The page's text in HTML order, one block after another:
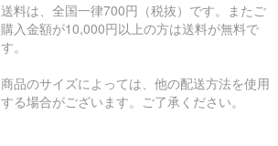
送料は、全国一律700円（税抜）です。またご
購入金額が10,000円以上の方は送料が無料で
す。
商品のサイズによっては、他の配送方法を使用
する場合がございます。ご了承ください。